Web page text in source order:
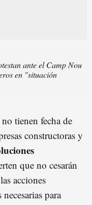
ante el Camp Nou
en "situación
tienen fecha de
constructoras y
que no cesarán
acciones
para